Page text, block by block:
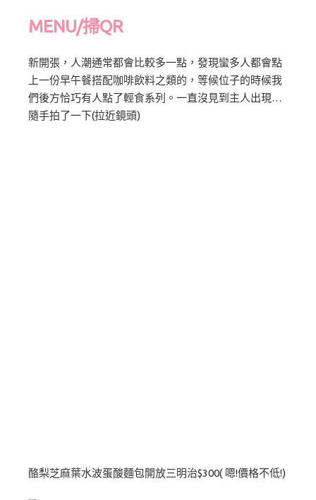
MENU/掃QR
新開張，人潮通常都會比較多一點，發現蠻多人都會點
上一份早午餐搭配咖啡飲料之類的，等候位子的時候我
們後方恰巧有人點了輕食系列。一直沒見到主人出現…
隨手拍了一下(拉近鏡頭)
酪梨芝麻葉水波蛋酸麵包開放三明治$300( 嗯!價格不低!)